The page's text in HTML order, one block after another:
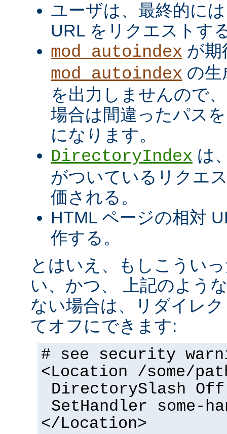
ユーザは、最終的に
URL をリクエストす
mod_autoindex が期
mod_autoindex の生
を出力しませんので
場合は間違ったパス
になります。
DirectoryIndex は
がついているリクエ
価される。
HTML ページの相対
作する。
とはいえ、もしこうい
い、かつ、 上記のよう
ない場合は、リダイレ
てオフにできます:
# see security
<Location /some/
DirectorySlash Off
SetHandler some-
</Location>